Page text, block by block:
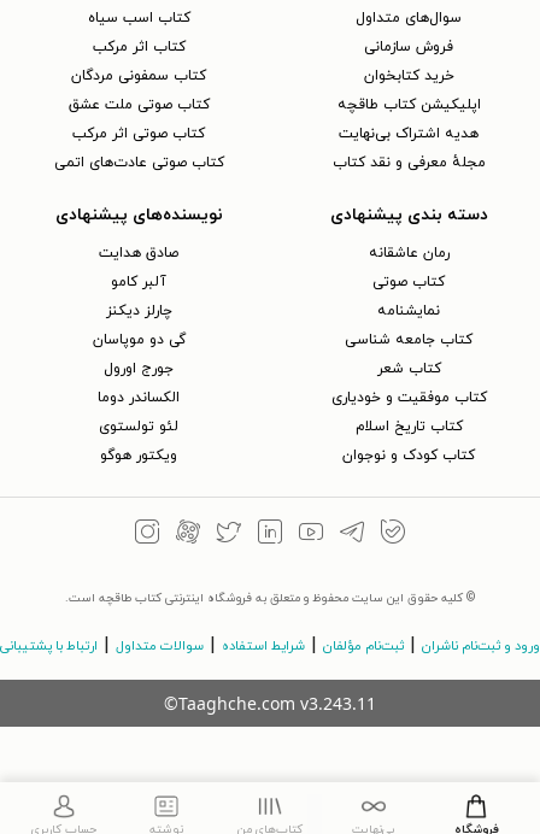
سوال‌های متداول
فروش سازمانی
خرید کتابخوان
اپلیکیشن کتاب طاقچه
هدیه اشتراک بی‌نهایت
مجلهٔ معرفی و نقد کتاب
کتاب اسب سیاه
کتاب اثر مرکب
کتاب سمفونی مردگان
کتاب صوتی ملت عشق
کتاب صوتی اثر مرکب
کتاب صوتی عادت‌های اتمی
دسته بندی پیشنهادی
رمان عاشقانه
کتاب‌ صوتی
نمایشنامه
کتاب جامعه شناسی
کتاب شعر
کتاب موفقیت و خودیاری
کتاب تاریخ اسلام
کتاب کودک و نوجوان
نویسنده‌های پیشنهادی
صادق هدایت
آلبر کامو
چارلز دیکنز
گی دو موپاسان
جورج اورول
الکساندر دوما
لئو تولستوی
ویکتور هوگو
© کلیه حقوق این سایت محفوظ و متعلق به فروشگاه اینترنتی کتاب طاقچه است.
ورود و ثبت‌نام ناشران ثبت‌نام مؤلفان شرایط استفاده سوالات متداول ارتباط با پشتیبانی
©Taaghche.com v3.243.11
فروشگاه بی‌نهایت کتاب‌های من نوشته حساب کاربری